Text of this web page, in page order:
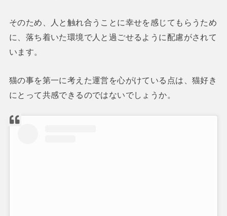
そのため、人と触れ合うことに幸せを感じてもらうため
に、落ち着いた環境で人と過ごせるように配慮がされて
います。
猫の事を第一に考えた運営を心がけている点は、猫好き
にとって共感できるのではないでしょうか。